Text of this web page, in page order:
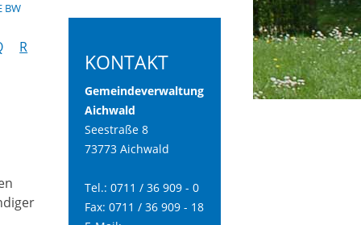
BW
R
KONTAKT
Gemeindeverwaltung
Aichwald
Seestraße 8
73773 Aichwald
Tel.: 0711 / 36 909 - 0
Fax: 0711 / 36 909 - 18